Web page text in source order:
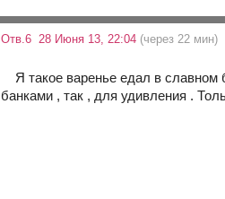
Отв.6 28 Июня 13, 22:04 (через 22 мин)
Я такое варенье едал в славном
банками , так , для удивления .